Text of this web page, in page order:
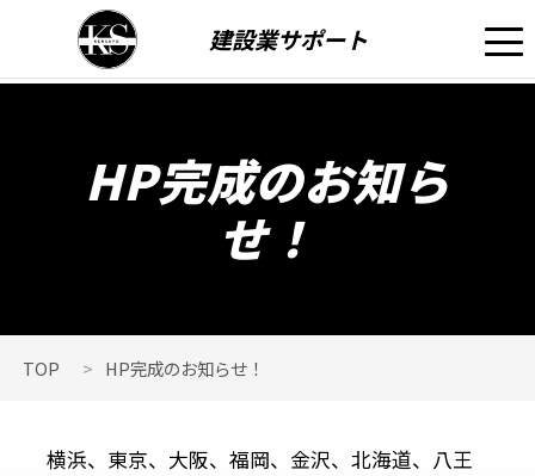
建設業サポート
HP完成のお知ら
せ！
TOP HP完成のお知らせ！
横浜、東京、大阪、福岡、金沢、北海道、 八王